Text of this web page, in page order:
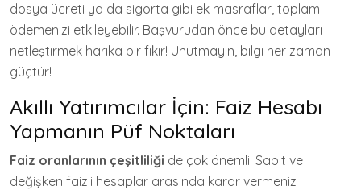
dosya ücreti ya da sigorta gibi ek masraflar, toplam
ödemenizi etkileyebilir. Başvurudan önce bu detayları
netleştirmek harika bir fikir! Unutmayın, bilgi her zaman
güçtür!
Akıllı Yatırımcılar İçin: Faiz Hesabı
Yapmanın Püf Noktaları
Faiz oranlarının çeşitliliği de çok önemli. Sabit ve
değişken faizli hesaplar arasında karar vermeniz